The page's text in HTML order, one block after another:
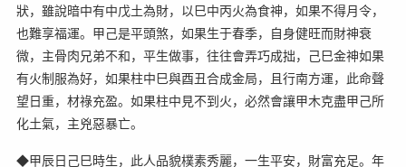
狀，雖說暗中有中戊土為財，以巳中丙火為食神，如果不得月令，
也難享福運。甲己是平頭煞，如果生于春季，自身健旺而財神衰
微，主骨肉兄弟不和，平生做事，往往會弄巧成拙，己巳金神如果
有火制服為好，如果柱中巳與酉丑合成金局，且行南方運，此命聲
望日重，材祿充盈。如果柱中見不到火，必然會讓甲木克盡甲己所
化土氣，主兇惡暴亡。
◆甲辰日己巳時生，此人品貌樸素秀麗，一生平安，財富充足。年